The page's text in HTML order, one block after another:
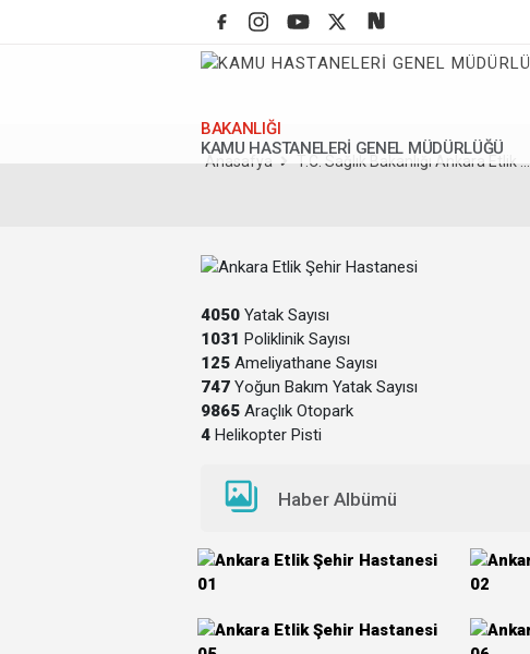
BAKANLIĞI
KAMU HASTANELERİ GENEL MÜDÜRLÜĞÜ
Anasafya T.C. Sağlık Bakanlığı Ankara Etlik ...
4050 Yatak Sayısı
1031 Poliklinik Sayısı
125 Ameliyathane Sayısı
747 Yoğun Bakım Yatak Sayısı
9865 Araçlık Otopark
4 Helikopter Pisti
Haber Albümü